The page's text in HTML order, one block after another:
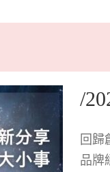
小事….
Start-up 網路
/
回歸
品牌